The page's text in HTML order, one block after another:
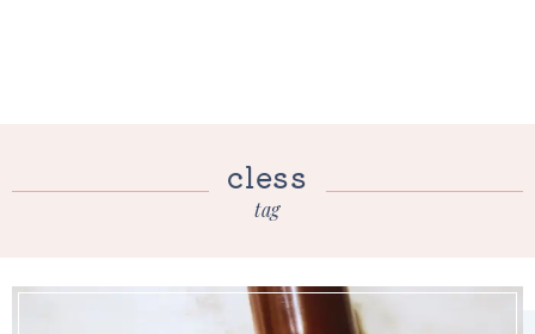
cless
tag